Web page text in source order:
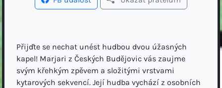
Přijďte se nechat unést hudbou dvou úžasných
kapel! Marjari z Českých Budějovic vás zaujme
svým křehkým zpěvem a složitými vrstvami
kytarových sekvencí. Její hudba vychází z osobních